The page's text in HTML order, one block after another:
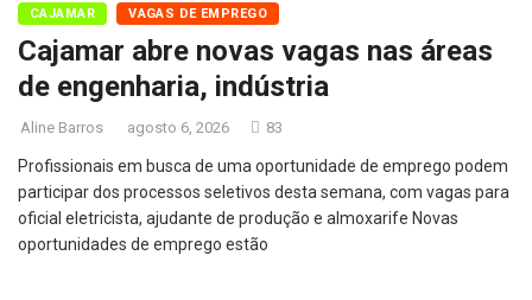
CAJAMAR VAGAS DE EMPREGO
Cajamar abre novas vagas nas áreas
de engenharia, indústria
Aline Barros agosto 6, 2026 83
Profissionais em busca de uma oportunidade de emprego podem
participar dos processos seletivos desta semana, com vagas para
oficial eletricista, ajudante de produção e almoxarife Novas
oportunidades de emprego estão